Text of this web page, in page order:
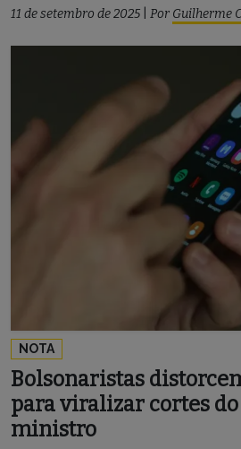
11 de setembro de 2025 Por Guilherme
NOTA
Bolsonaristas
para viralizar cortes do
ministro